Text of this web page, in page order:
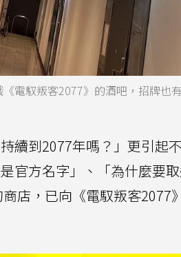
電馭叛客2077》的酒吧，招牌也
續到2077年嗎？」更引起
官方名字」、「為什麼要
店，已向《電馭叛客2077